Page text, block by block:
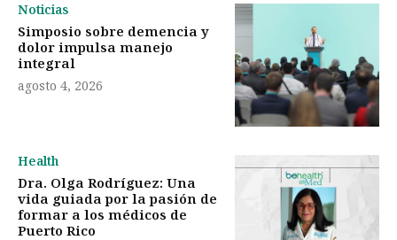
Noticias
Simposio sobre demencia y
dolor impulsa manejo
integral
agosto 4, 2026
Health
Dra. Olga Rodríguez: Una
vida guiada por la pasión de
formar a los médicos de
Puerto Rico